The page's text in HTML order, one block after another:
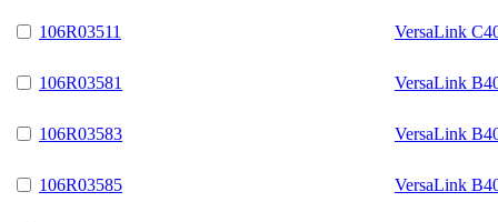
106R03511 VersaLink
106R03581 VersaLink
106R03583 VersaLink
106R03585 VersaLink